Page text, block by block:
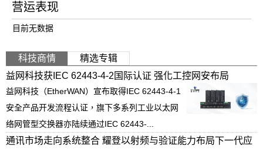
营运表现
目前无数据
科技商情
精选专辑
益网科技获IEC 62443-4-2国际认证 强化工控网安布局
益网科技（EtherWAN）宣布取得IEC 62443-4-1
安全产品开发流程认证，旗下多系列工业以太网
络网管型交换器亦陆续通过IEC 62443-...
通讯市场走向系统整合 耀登以射频与验证能力布局下一代应